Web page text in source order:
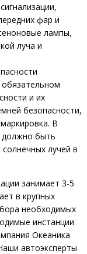
фар и
лампы,
луча и
и их
безопасности,
В
должно быть
лучей в
занимает 3-5
в крупных
необходимых
инстанции
Океаника
автоэксперты